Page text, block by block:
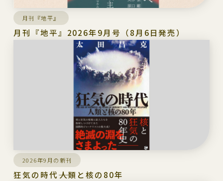
月刊『地平』
月刊『地平』2026年9月号（8月6日発売）
2026年9月の新刊
狂気の時代――人類と核の80年